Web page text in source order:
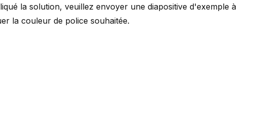
la solution, veuillez envoyer une diapositive d'exemple à
la couleur de police souhaitée.